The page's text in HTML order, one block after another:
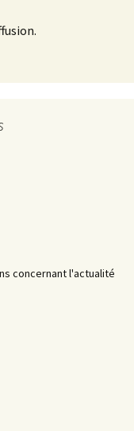
concernant l'actualité